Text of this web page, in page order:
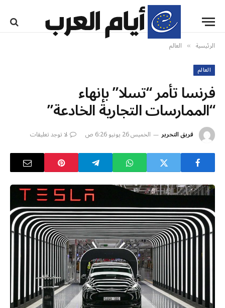
الرئيسية » العالم
العالم
فرنسا تأمر “تسلا” بإنهاء
“الممارسات التجارية الخادعة”
فريق التحرير الخميس 26 يونيو 6:26 ص لا توجد تعليقات